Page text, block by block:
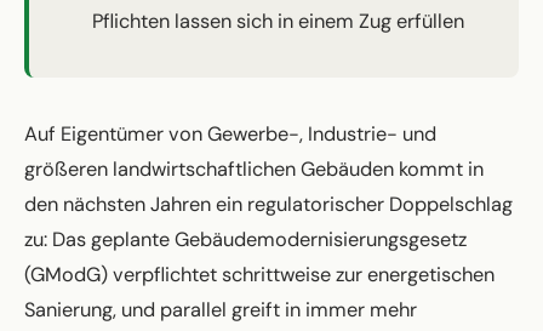
Pflichten lassen sich in einem Zug erfüllen
Auf Eigentümer von Gewerbe-, Industrie- und
größeren landwirtschaftlichen Gebäuden kommt in
den nächsten Jahren ein regulatorischer Doppelschlag
zu: Das geplante Gebäudemodernisierungsgesetz
(GModG) verpflichtet schrittweise zur energetischen
Sanierung, und parallel greift in immer mehr